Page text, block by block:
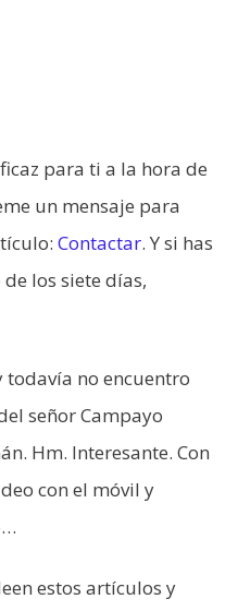
para ti a la hora de
un mensaje para
Contactar. Y si has
los siete días,
todavía no encuentro
señor Campayo
Hm. Interesante. Con
con el móvil y
estos artículos y